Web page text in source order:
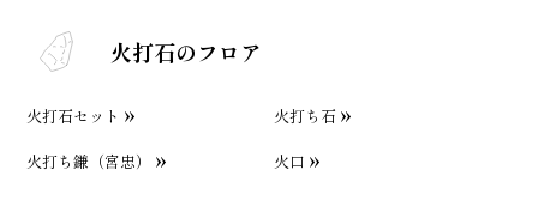
火打石のフロア
火打石セット
火打ち石
火打ち鎌（宮忠）
火口